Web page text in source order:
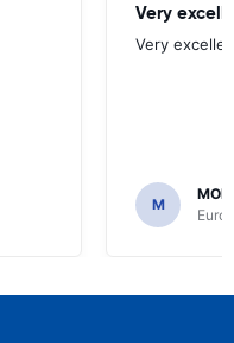
Very
Very
M